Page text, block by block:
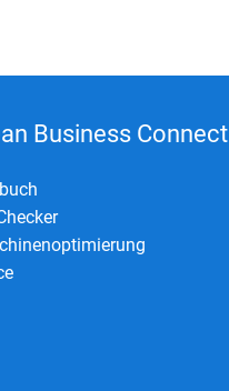
Business Connect